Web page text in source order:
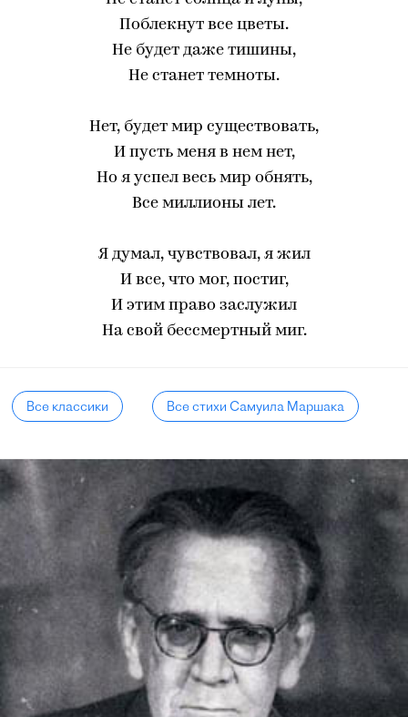
Поблекнут все цветы.
Не будет даже тишины,
Не станет темноты.
Нет, будет мир существовать,
И пусть меня в нем нет,
Но я успел весь мир обнять,
Все миллионы лет.
Я думал, чувствовал, я жил
И все, что мог, постиг,
И этим право заслужил
На свой бессмертный миг.
Все классики Все стихи Самуила Маршака